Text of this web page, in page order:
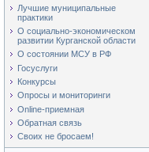
Лучшие муниципальные
практики
О социально-экономическом
развитии Курганской области
О состоянии МСУ в РФ
Госуслуги
Конкурсы
Опросы и мониторинги
Online-приемная
Обратная связь
Своих не бросаем!